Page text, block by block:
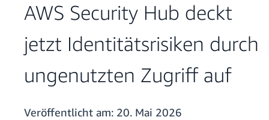
AWS Security Hub deckt
jetzt Identitätsrisiken durch
ungenutzten Zugriff auf
Veröffentlicht am: 20. Mai 2026